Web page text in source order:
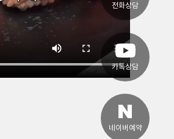
전화상담
카톡상담
네이버예약